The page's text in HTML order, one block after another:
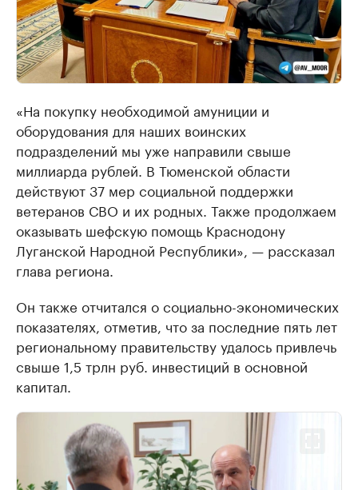
«На покупку необходимой амуниции и
оборудования для наших воинских
подразделений мы уже направили свыше
миллиарда рублей. В Тюменской области
действуют 37 мер социальной поддержки
ветеранов СВО и их родных. Также продолжаем
оказывать шефскую помощь Краснодону
Луганской Народной Республики», — рассказал
глава региона.
Он также отчитался о социально-экономических
показателях, отметив, что за последние пять лет
региональному правительству удалось привлечь
свыше 1,5 трлн руб. инвестиций в основной
капитал.